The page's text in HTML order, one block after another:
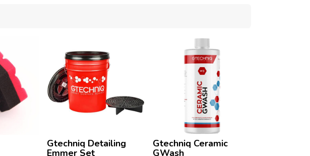
Gtechniq Detailing
Emmer Set
Gtechniq Ceramic
GWash